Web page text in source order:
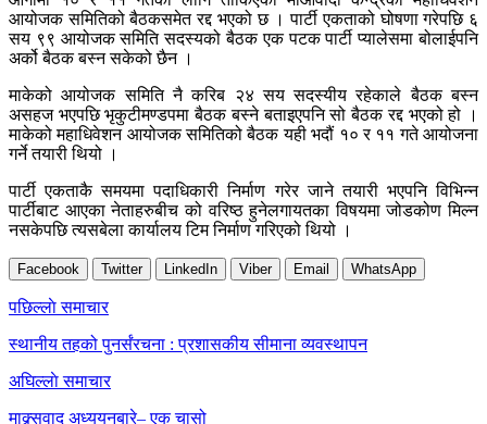
आयोजक समितिको बैठकसमेत रद्द भएको छ । पार्टी एकताको घोषणा गरेपछि ६
सय ९९ आयोजक समिति सदस्यको बैठक एक पटक पार्टी प्यालेसमा बोलाईपनि
अर्को बैठक बस्न सकेको छैन ।
माकेको आयोजक समिति नै करिब २४ सय सदस्यीय रहेकाले बैठक बस्न
असहज भएपछि भृकुटीमण्डपमा बैठक बस्ने बताइएपनि सो बैठक रद्द भएको हो ।
माकेको महाधिवेशन आयोजक समितिको बैठक यही भदौं १० र ११ गते आयोजना
गर्ने तयारी थियो ।
पार्टी एकताकै समयमा पदाधिकारी निर्माण गरेर जाने तयारी भएपनि विभिन्न
पार्टीबाट आएका नेताहरुबीच को वरिष्ठ हुनेलगायतका विषयमा जोडकोण मिल्न
नसकेपछि त्यसबेला कार्यालय टिम निर्माण गरिएको थियो ।
Facebook Twitter LinkedIn Viber Email WhatsApp
Post
navigation
पछिल्लाे समाचार
स्थानीय तहको पुनर्संरचना : प्रशासकीय सीमाना व्यवस्थापन
अघिल्लाे समाचार
माक्र्सवाद अध्ययनबारे– एक चासो